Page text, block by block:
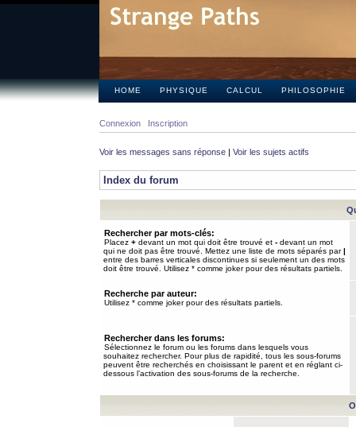
HOME PHYSIQUE CALCUL PHILOSOPHIE
Connexion Inscription
Voir les messages sans réponse | Voir les sujets actifs
Index du forum
Rechercher par mots-clés:
Placez + devant un mot qui doit être trouvé et - devant un mot
qui ne doit pas être trouvé. Mettez une liste de mots séparés par|
entre des barres verticales discontinues si seulement un des mots
doit être trouvé. Utilisez * comme joker pour des résultats partiels.
Recherche par auteur:
Utilisez * comme joker pour des résultats partiels.
Rechercher dans les forums:
Sélectionnez le forum ou les forums dans lesquels vous
souhaitez rechercher. Pour plus de rapidité, tous les sous-forums
peuvent être recherchés en choisissant le parent et en réglant ci-
dessous l’activation des sous-forums de la recherche.